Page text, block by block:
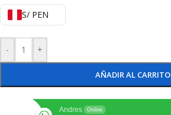
S/ PEN
- +
AÑADIR AL CARRITO
Andres Online